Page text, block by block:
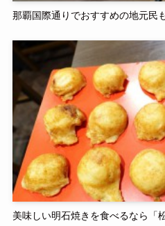
那覇国際通りでおすすめの地元民
美味しい明石焼きを食べるなら「